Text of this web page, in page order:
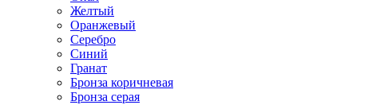
Желтый
Оранжевый
Серебро
Синий
Гранат
Бронза коричневая
Бронза серая